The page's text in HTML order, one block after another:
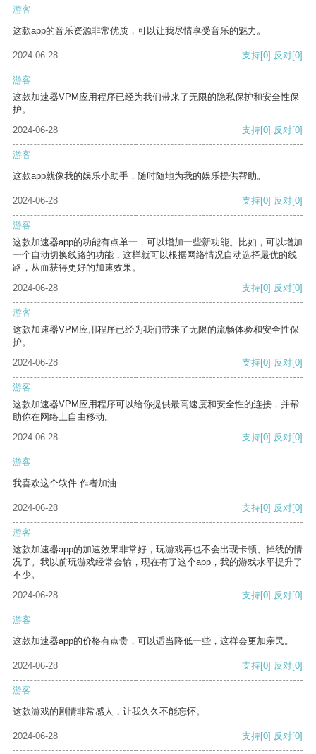
游客
这款app的音乐资源非常优质，可以让我尽情享受音乐的魅力。
2024-06-28 支持[0] 反对[0]
游客
这款加速器VPM应用程序已经为我们带来了无限的隐私保护和安全性保
护。
2024-06-28
支持[0] 反对[0]
游客
这款app就像我的娱乐小助手，随时随地为我的娱乐提供帮助。
2024-06-28 支持[0] 反对[0]
游客
这款加速器app的功能有点单一，可以增加一些新功能。比如，可以增加
一个自动切换线路的功能，这样就可以根据网络情况自动选择最优的线
路，从而获得更好的加速效果。
2024-06-28
支持[0] 反对[0]
游客
这款加速器VPM应用程序已经为我们带来了无限的流畅体验和安全性保
护。
2024-06-28
支持[0] 反对[0]
游客
这款加速器VPM应用程序可以给你提供最高速度和安全性的连接，并帮
助你在网络上自由移动。
2024-06-28
支持[0] 反对[0]
游客
我喜欢这个软件 作者加油
2024-06-28 支持[0] 反对[0]
游客
这款加速器app的加速效果非常好，玩游戏再也不会出现卡顿、掉线的情
况了。我以前玩游戏经常会输，现在有了这个app，我的游戏水平提升了
不少。
2024-06-28
支持[0] 反对[0]
游客
这款加速器app的价格有点贵，可以适当降低一些，这样会更加亲民。
2024-06-28 支持[0] 反对[0]
游客
这款游戏的剧情非常感人，让我久久不能忘怀。
2024-06-28 支持[0] 反对[0]